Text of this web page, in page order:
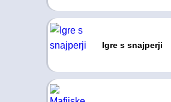
Igre s snajperji